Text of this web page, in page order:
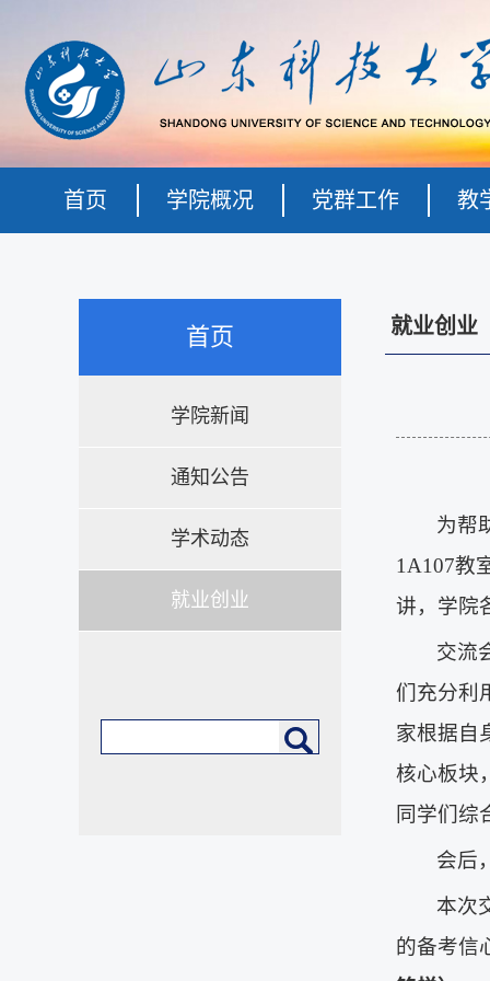
首页 学院概况 党群工作 教
首页
学院新闻
通知公告
学术动态
就业创业
就业创业
为帮
1A107教
讲，学院
交流
们充分利
家根据自
核心板块
同学们综
会后
本次
的备考信